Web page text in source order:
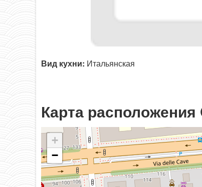
Вид кухни: Итальянская
Карта
+
−